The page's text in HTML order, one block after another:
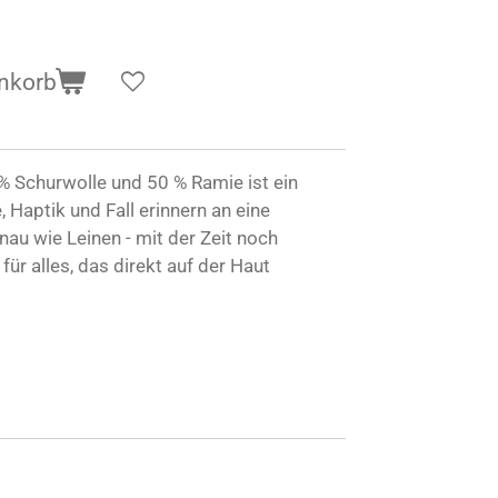
Schurwolle und 50 % Ramie ist ein
Haptik und Fall erinnern an eine
wie Leinen - mit der Zeit noch
alles, das direkt auf der Haut